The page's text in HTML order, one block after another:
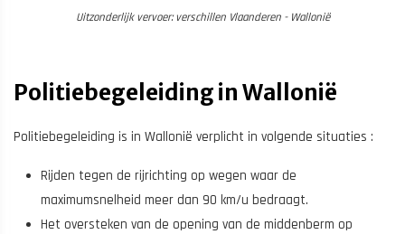
Uitzonderlijk vervoer: verschillen Vlaanderen - Wallonië
Politiebegeleiding in Wallonië
Politiebegeleiding is in Wallonië verplicht in volgende situaties :
Rijden tegen de rijrichting op wegen waar de
maximumsnelheid meer dan 90 km/u bedraagt.
Het oversteken van de opening van de middenberm op